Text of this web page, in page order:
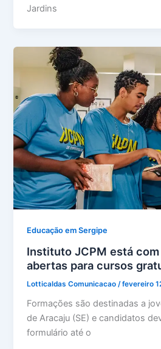
Jardins
Educação em Sergipe
Instituto JCPM está
abertas para cursos
Lotticaldas Comunicacao /fevereiro
Formações são destinadas a
de Aracaju (SE) e candidatos
formulário até o